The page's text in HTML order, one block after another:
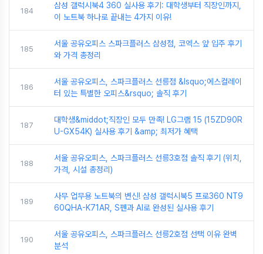
184
삼성 갤럭시북4 360 실사용 후기: 대학생부터 직장인까지,
이 노트북 하나로 끝내는 4가지 이유!
185
서울 공유오피스 스파크플러스 삼성점, 코엑스 앞 입주 후기
와 가격 총정리
186
서울 공유오피스, 스파크플러스 선릉점 &lsquo;에스컬레이
터 있는 특별한 오피스&rsquo; 솔직 후기
187
대학생&middot;직장인 모두 만족! LG그램 15 (15ZD90R
U-GX54K) 실사용 후기 &amp; 최저가 혜택
188
서울 공유오피스, 스파크플러스 선릉3호점 솔직 후기 (위치,
가격, 시설 총정리)
189
사무 업무용 노트북의 변신! 삼성 갤럭시북5 프로360 NT9
60QHA-K71AR, S펜과 AI로 완성된 실사용 후기
190
서울 공유오피스, 스파크플러스 선릉2호점 선택 이유 완벽
분석